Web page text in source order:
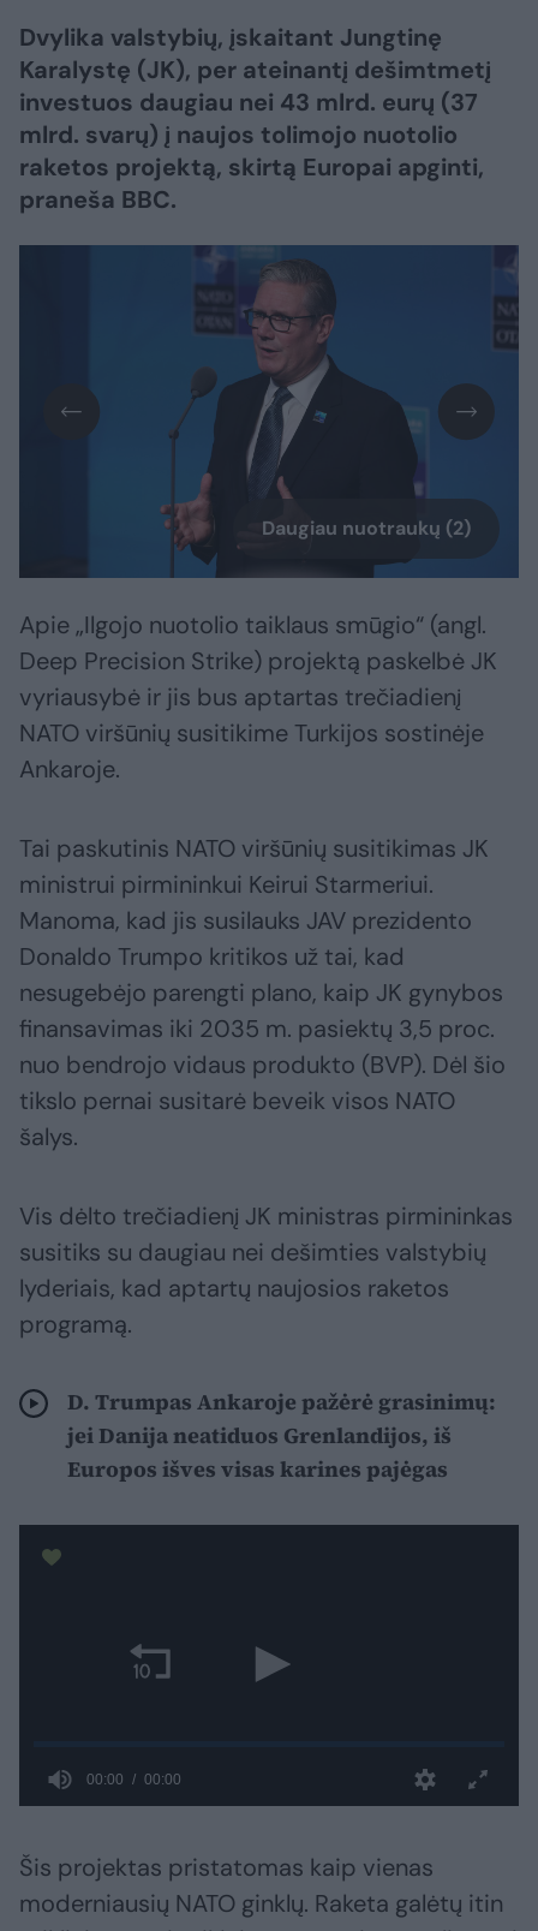
Dvylika valstybių, įskaitant Jungtinę
Karalystę (JK), per ateinantį dešimtmetį
investuos daugiau nei 43 mlrd. eurų (37
mlrd. svarų) į naujos tolimojo nuotolio
raketos projektą, skirtą Europai apginti,
praneša BBC.
Daugiau nuotraukų (2)
Apie „Ilgojo nuotolio taiklaus smūgio“ (angl.
Deep Precision Strike) projektą paskelbė JK
vyriausybė ir jis bus aptartas trečiadienį
NATO viršūnių susitikime Turkijos sostinėje
Ankaroje.
Tai paskutinis NATO viršūnių susitikimas JK
ministrui pirmininkui Keirui Starmeriui.
Manoma, kad jis susilauks JAV prezidento
Donaldo Trumpo kritikos už tai, kad
nesugebėjo parengti plano, kaip JK gynybos
finansavimas iki 2035 m. pasiektų 3,5 proc.
nuo bendrojo vidaus produkto (BVP). Dėl šio
tikslo pernai susitarė beveik visos NATO
šalys.
Vis dėlto trečiadienį JK ministras pirmininkas
susitiks su daugiau nei dešimties valstybių
lyderiais, kad aptartų naujosios raketos
programą.
D. Trumpas Ankaroje pažėrė grasinimų:
jei Danija neatiduos Grenlandijos, iš
Europos išves visas karines pajėgas
Šis projektas pristatomas kaip vienas
moderniausių NATO ginklų. Raketa galėtų itin